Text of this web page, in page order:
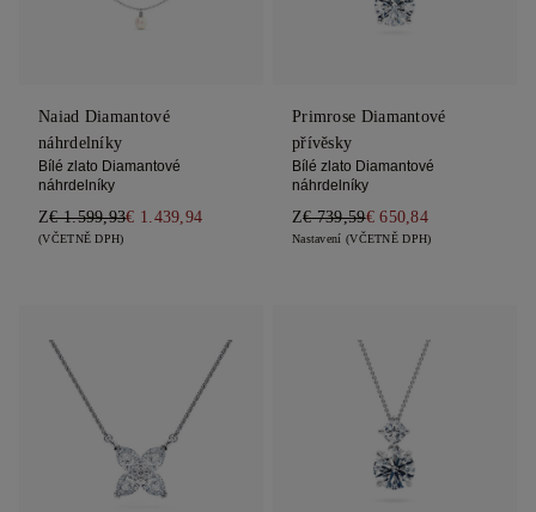
Naiad Diamantové
náhrdelníky
Bílé zlato Diamantové
náhrdelníky
Z€ 1.599,93€ 1.439,94
(VČETNĚ DPH)
Primrose Diamantové
přívěsky
Bílé zlato Diamantové
náhrdelníky
Z€ 739,59€ 650,84
Nastavení (VČETNĚ DPH)